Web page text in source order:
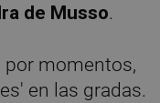
de Musso.
por momentos,
en las gradas.